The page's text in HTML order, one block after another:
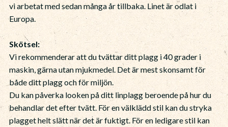
vi arbetat med sedan många år tillbaka. Linet är odlat i
Europa.
Skötsel:
Vi rekommenderar att du tvättar ditt plagg i 40 grader i
maskin, gärna utan mjukmedel. Det är mest skonsamt för
både ditt plagg och för miljön.
Du kan påverka looken på ditt linplagg beroende på hur du
behandlar det efter tvätt. För en välklädd stil kan du stryka
plagget helt slätt när det är fuktigt. För en ledigare stil kan